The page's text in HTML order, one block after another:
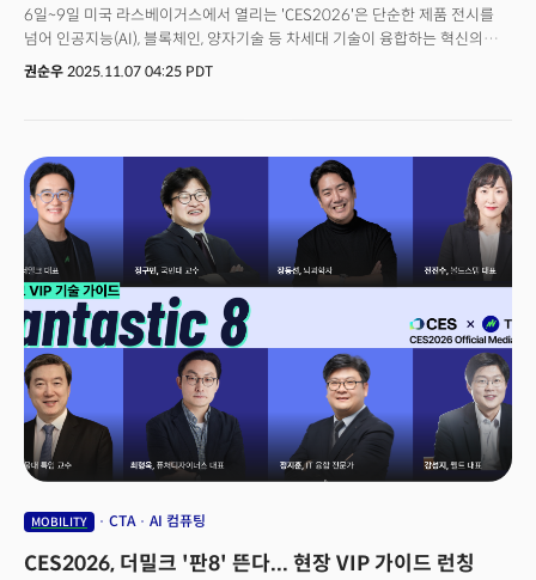
6일~9일 미국 라스베이거스에서 열리는 'CES2026'은 단순한 제품 전시를
넘어 인공지능(AI), 블록체인, 양자기술 등 차세대 기술이 융합하는 혁신의
플랫폼으로 진화할 예정이다. '혁신가들의 등장(Innovators Show Up)'을
헬스케어 등이 한층 강화되며, 사이버보안, 인프라 융합, 에이전틱 AI 같은
차세대 솔루션이 주목받을 것으로 전망된다. 참가 기업들도 전략을
다변화한다. CES 센트롤 홀의 터줏대감인 삼성전자는 라스베이거스
컨벤션센터(LVCC)를 벗어나 윈 호텔에 단독 전시관을 마련한다. 반면
SK그룹은 CES에 불참한다. 게리 샤피로 미 소비자기술협회(CTA) CEO는
지난 달 서울에서 열린 미디어 브리핑에서 "CES2026은 AI, 블록체인,
양자기술이 융합하는 새로운 시대를 열 것"이라며 "불확실성이 클수록 CES의
역할은 더욱 중요해진다"고 강조했다.
권순우 2025.11.07 04:25 PDT
MOBILITY CTA AI 컴퓨팅
CES2026, 더밀크 '판8' 뜬다... 현장 VIP 가이드 런칭